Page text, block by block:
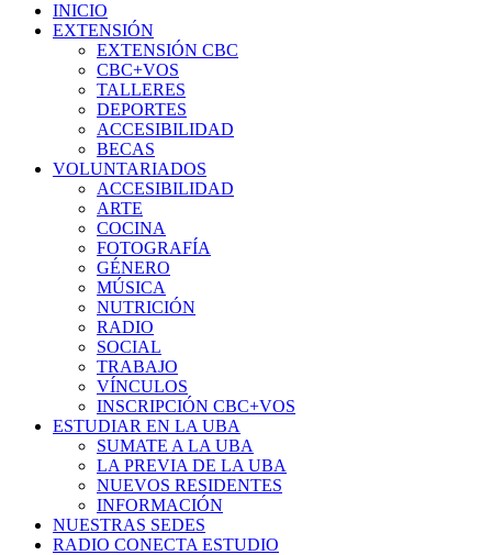
INICIO
EXTENSIÓN
EXTENSIÓN CBC
CBC+VOS
TALLERES
DEPORTES
ACCESIBILIDAD
BECAS
VOLUNTARIADOS
ACCESIBILIDAD
ARTE
COCINA
FOTOGRAFÍA
GÉNERO
MÚSICA
NUTRICIÓN
RADIO
SOCIAL
TRABAJO
VÍNCULOS
INSCRIPCIÓN CBC+VOS
ESTUDIAR EN LA UBA
SUMATE A LA UBA
LA PREVIA DE LA UBA
NUEVOS RESIDENTES
INFORMACIÓN
NUESTRAS SEDES
RADIO CONECTA ESTUDIO